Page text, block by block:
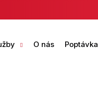
O nás Poptávka